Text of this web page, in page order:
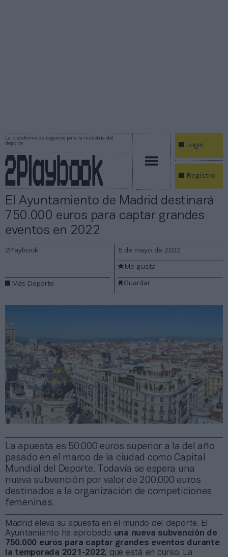
La plataforma de negocios para la industria del
deporte
Login
Registro
El Ayuntamiento de Madrid destinará
750.000 euros para captar grandes
eventos en 2022
La apuesta es 50.000 euros superior a la del año
pasado en el marco de la ciudad como Capital
Mundial del Deporte. Todavía se espera una
nueva subvención por valor de 200.000 euros
destinados a la organización de competiciones
femeninas.
2Playbook
Más Deporte
5 de mayo de 2022
Guardar
Me gusta
Madrid eleva su apuesta en el mundo del deporte. El
Ayuntamiento ha aprobado una nueva subvención de
750.000 euros para captar grandes eventos durante
la temporada 2021-2022, que está en curso. La